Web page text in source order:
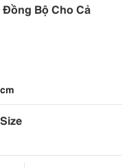
Bộ Cho Cả